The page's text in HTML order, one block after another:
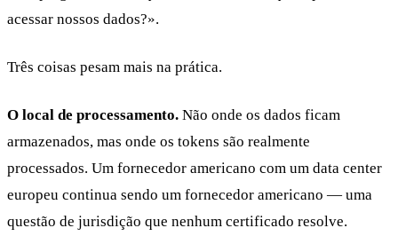
acessar nossos dados?».
Três coisas pesam mais na prática.
O local de processamento. Não onde os dados ficam
armazenados, mas onde os tokens são realmente
processados. Um fornecedor americano com um data center
europeu continua sendo um fornecedor americano — uma
questão de jurisdição que nenhum certificado resolve.